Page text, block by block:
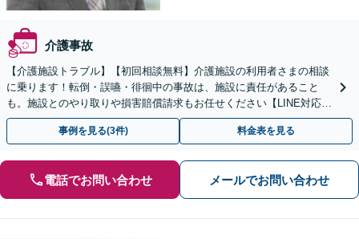
介護事故
【介護施設トラブル】【初回相談無料】介護施設の利用者さまの相談
に乗ります！転倒・誤嚥・徘徊中の事故は、施設に責任があること
も。施設とのやり取りや損害賠償請求もお任せください【LINE対応
可】【夜間・休日面談可】【関東エリア対応】
事例を見る(3件) 料金表を見る
電話でお問い合わせ メールでお問い合わせ